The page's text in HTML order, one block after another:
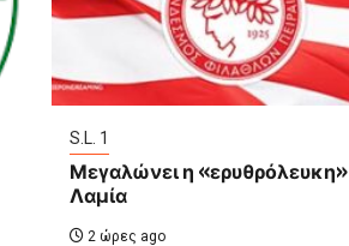
S.L. 1
Μεγαλώνει η «ερυθρόλευκη»
Λαμία
2 ώρες ago